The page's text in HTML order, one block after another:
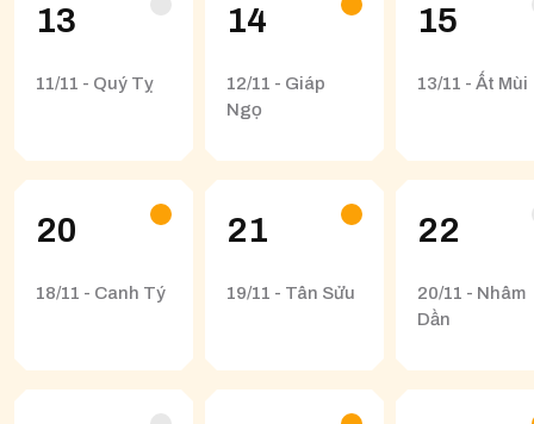
13
11/11 - Quý Tỵ
14
12/11 - Giáp
Ngọ
15
13/11 - Ất Mùi
20
18/11 - Canh Tý
21
19/11 - Tân Sửu
22
20/11 - Nhâm
Dần